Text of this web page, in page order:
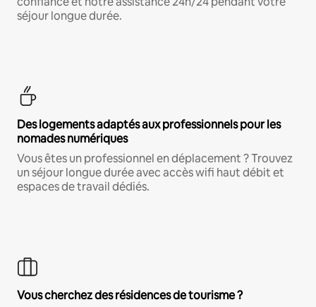
séjour longue durée.
Des logements adaptés aux professionnels pour les
nomades numériques
Vous êtes un professionnel en déplacement ? Trouvez
un séjour longue durée avec accès wifi haut débit et
espaces de travail dédiés.
Vous cherchez des résidences de tourisme ?